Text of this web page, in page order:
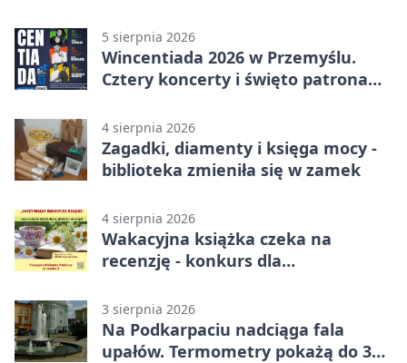
5 sierpnia 2026
Wincentiada 2026 w Przemyślu.
Cztery koncerty i święto patrona
4 sierpnia 2026
Zagadki, diamenty i księga mocy -
biblioteka zmieniła się w zamek
4 sierpnia 2026
Wakacyjna książka czeka na
recenzję - konkurs dla
3 sierpnia 2026
Na Podkarpaciu nadciąga fala
upałów. Termometry pokażą do 36